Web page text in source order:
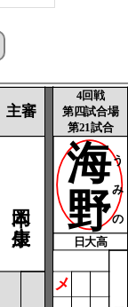
主審
4回戦
第四試合場
第21試合
海
野うみの
日大高
メ